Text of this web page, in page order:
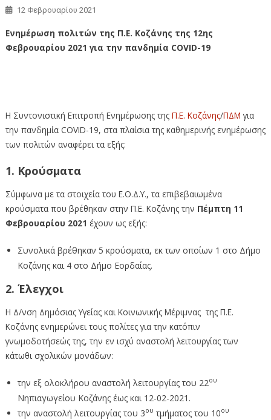
12 Φεβρουαρίου 2021
Ενημέρωση πολιτών της Π.Ε. Κοζάνης της 12ης
Φεβρουαρίου 2021 για την πανδημία COVID-19
Η Συντονιστική Επιτροπή Ενημέρωσης της Π.Ε. Κοζάνης/ΠΔΜ για
την πανδημία COVID-19, στα πλαίσια της καθημερινής ενημέρωσης
των πολιτών αναφέρει τα εξής:
1. Κρούσματα
Σύμφωνα με τα στοιχεία του Ε.Ο.Δ.Υ., τα επιβεβαιωμένα
κρούσματα που βρέθηκαν στην Π.Ε. Κοζάνης την Πέμπτη 11
Φεβρουαρίου 2021 έχουν ως εξής:
Συνολικά βρέθηκαν 5 κρούσματα, εκ των οποίων 1 στο Δήμο
Κοζάνης και 4 στο Δήμο Εορδαίας.
2. Έλεγχοι
Η Δ/νση Δημόσιας Υγείας και Κοινωνικής Μέριμνας της Π.Ε.
Κοζάνης ενημερώνει τους πολίτες για την κατόπιν
γνωμοδοτήσεώς της, την εν ισχύ αναστολή λειτουργίας των
κάτωθι σχολικών μονάδων:
την εξ ολοκλήρου αναστολή λειτουργίας του 22ου
Νηπιαγωγείου Κοζάνης έως και 12-02-2021.
την αναστολή λειτουργίας του 3ου τμήματος του 10ου